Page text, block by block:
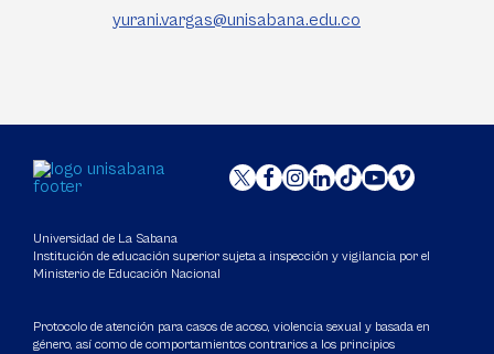
yurani.vargas@unisabana.edu.co
Universidad de La Sabana
Institución de educación superior sujeta a inspección y vigilancia por el
Ministerio de Educación Nacional
Protocolo de atención para casos de acoso, violencia sexual y basada en
género, así como de comportamientos contrarios a los principios